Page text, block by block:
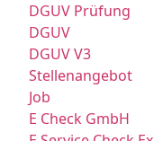
DGUV Prüfung
DGUV
DGUV V3
Stellenangebot
Job
E Check GmbH